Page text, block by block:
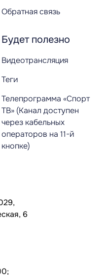
Обратная связь
Будет полезно
Видеотрансляция
Теги
Телепрограмма «Спорт
ТВ» (Канал доступен
через кабельных
операторов на 11-й
кнопке)
6